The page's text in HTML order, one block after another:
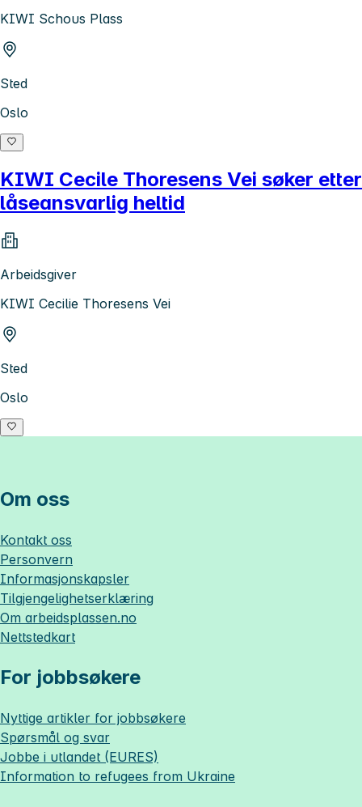
KIWI Schous Plass
Sted
Oslo
KIWI Cecile Thoresens Vei søker etter
låseansvarlig heltid
Arbeidsgiver
KIWI Cecilie Thoresens Vei
Sted
Oslo
Om oss
Kontakt oss
Personvern
Informasjonskapsler
Tilgjengelighetserklæring
Om arbeidsplassen.no
Nettstedkart
For jobbsøkere
Nyttige artikler for jobbsøkere
Spørsmål og svar
Jobbe i utlandet (EURES)
Information to refugees from Ukraine